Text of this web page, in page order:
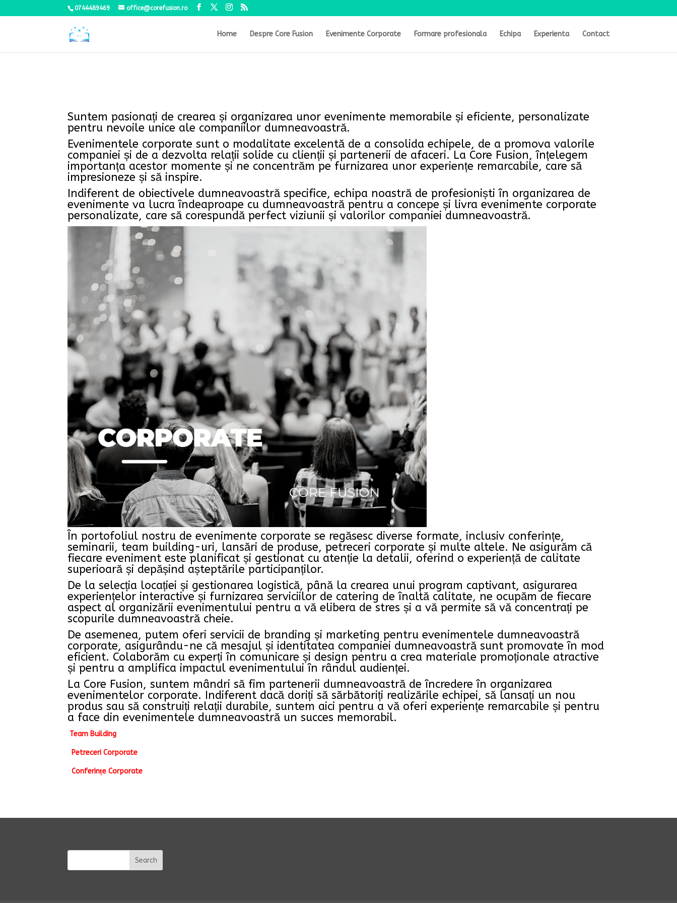
0744489469 office@corefusion.ro
Home Despre Core Fusion Evenimente Corporate Formare profesionala Echipa Experienta Contact
Suntem pasionați de crearea și organizarea unor evenimente memorabile și eficiente, personalizate
pentru nevoile unice ale companiilor dumneavoastră.
Evenimentele corporate sunt o modalitate excelentă de a consolida echipele, de a promova valorile
companiei și de a dezvolta relații solide cu clienții și partenerii de afaceri. La Core Fusion, înțelegem
importanța acestor momente și ne concentrăm pe furnizarea unor experiențe remarcabile, care să
impresioneze și să inspire.
Indiferent de obiectivele dumneavoastră specifice, echipa noastră de profesioniști în organizarea de
evenimente va lucra îndeaproape cu dumneavoastră pentru a concepe și livra evenimente corporate
personalizate, care să corespundă perfect viziunii și valorilor companiei dumneavoastră.
În portofoliul nostru de evenimente corporate se regăsesc diverse formate, inclusiv conferințe,
seminarii, team building-uri, lansări de produse, petreceri corporate și multe altele. Ne asigurăm că
fiecare eveniment este planificat și gestionat cu atenție la detalii, oferind o experiență de calitate
superioară și depășind așteptările participanților.
De la selecția locației și gestionarea logistică, până la crearea unui program captivant, asigurarea
experiențelor interactive și furnizarea serviciilor de catering de înaltă calitate, ne ocupăm de fiecare
aspect al organizării evenimentului pentru a vă elibera de stres și a vă permite să vă concentrați pe
scopurile dumneavoastră cheie.
De asemenea, putem oferi servicii de branding și marketing pentru evenimentele dumneavoastră
corporate, asigurându-ne că mesajul și identitatea companiei dumneavoastră sunt promovate în mod
eficient. Colaborăm cu experți în comunicare și design pentru a crea materiale promoționale atractive
și pentru a amplifica impactul evenimentului în rândul audienței.
La Core Fusion, suntem mândri să fim partenerii dumneavoastră de încredere în organizarea
evenimentelor corporate. Indiferent dacă doriți să sărbătoriți realizările echipei, să lansați un nou
produs sau să construiți relații durabile, suntem aici pentru a vă oferi experiențe remarcabile și pentru
a face din evenimentele dumneavoastră un succes memorabil.
Team Building
Petreceri Corporate
Conferințe Corporate